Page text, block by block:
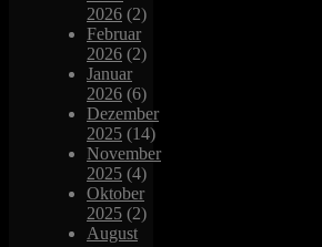
2026 (2)
Februar
2026 (2)
Januar
2026 (6)
Dezember
2025 (14)
November
2025 (4)
Oktober
2025 (2)
August